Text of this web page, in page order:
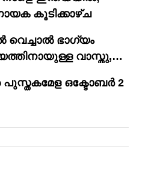
കൂടിക്കാഴ്ച
വെച്ചാൽ ഭാഗ്യം
വാസ്തു,
പുസ്തകമേള ഒക്ടോബർ 2